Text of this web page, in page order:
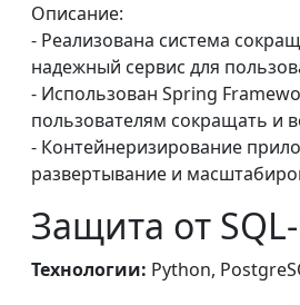
Описание:
- Реализована система
надежный сервис для
- Использован Spring
пользователям сокращать и
- Контейнеризирование
развертывание и
Защита от
Технологии: Python,